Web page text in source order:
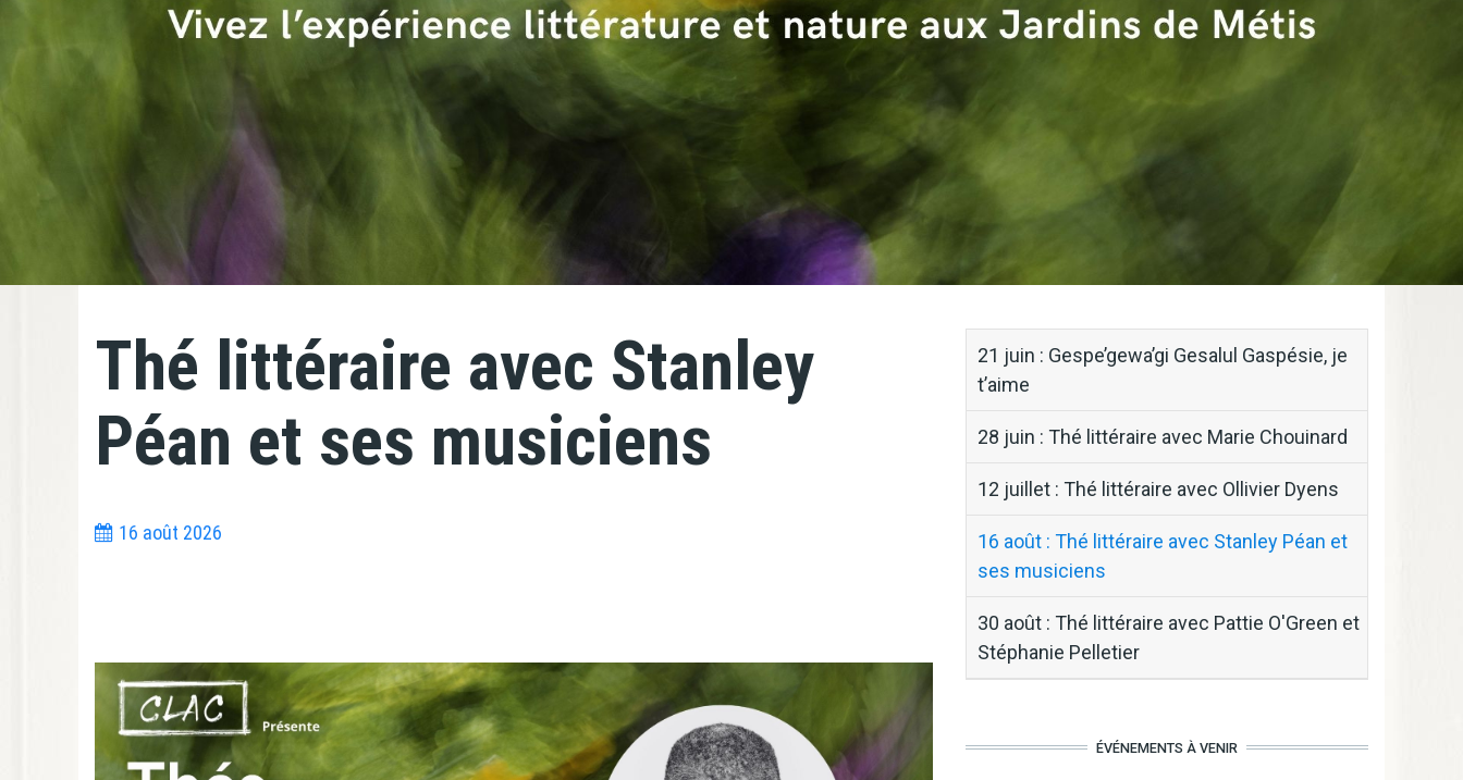
Thé littéraire avec Stanley
Péan et ses musiciens
16 août 2026
block-
menu-
thes-
litteraires
21 juin : Gespe’gewa’gi Gesalul Gaspésie, je
t’aime
28 juin : Thé littéraire avec Marie Chouinard
12 juillet : Thé littéraire avec Ollivier Dyens
16 août : Thé littéraire avec Stanley Péan et
ses musiciens
30 août : Thé littéraire avec Pattie O'Green et
Stéphanie Pelletier
ÉVÉNEMENTS À VENIR